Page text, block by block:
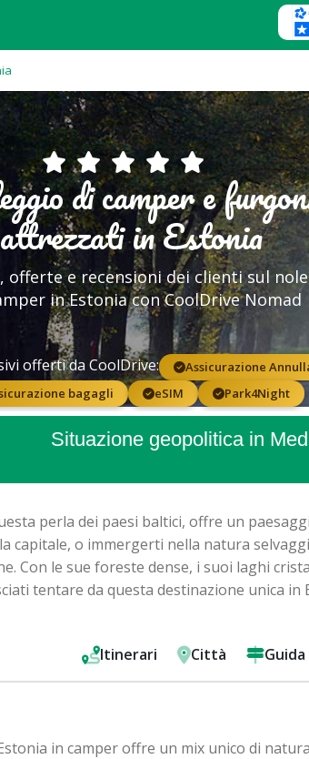
di camper e
attrezzati in Estonia
offerte e recensioni dei clienti sul
in Estonia con CoolDrive Nomad
offerti da CoolDrive:
Assicurazione
bagagli
eSIM Park4Night
Situazione geopolitica in
perla dei paesi baltici, offre un
capitale, o immergerti nella natura
Con le sue foreste dense, i suoi laghi
tentare da questa destinazione unica
Itinerari Città Guida
in camper offre un mix unico di